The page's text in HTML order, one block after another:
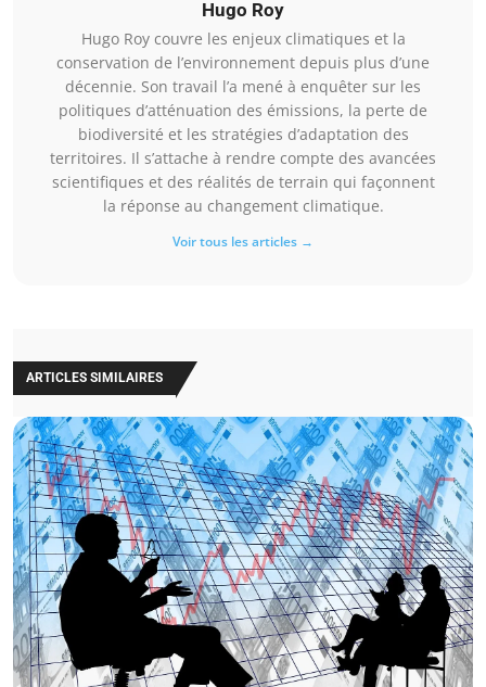
Hugo Roy
Hugo Roy couvre les enjeux climatiques et la
conservation de l’environnement depuis plus d’une
décennie. Son travail l’a mené à enquêter sur les
politiques d’atténuation des émissions, la perte de
biodiversité et les stratégies d’adaptation des
territoires. Il s’attache à rendre compte des avancées
scientifiques et des réalités de terrain qui façonnent
la réponse au changement climatique.
Voir tous les articles →
ARTICLES SIMILAIRES